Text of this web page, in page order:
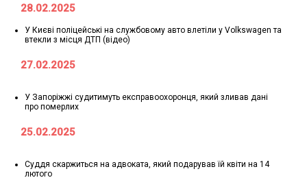
28.02.2025
У Києві поліцейські на службовому авто влетіли у Volkswagen та
втекли з місця ДТП (відео)
27.02.2025
У Запоріжжі судитимуть експравоохоронця, який зливав дані
про померлих
25.02.2025
Суддя скаржиться на адвоката, який подарував їй квіти на 14
лютого